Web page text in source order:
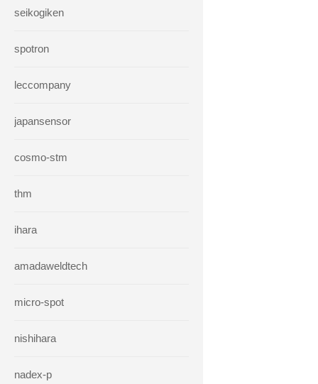
seikogiken
spotron
leccompany
japansensor
cosmo-stm
thm
ihara
amadaweldtech
micro-spot
nishihara
nadex-p